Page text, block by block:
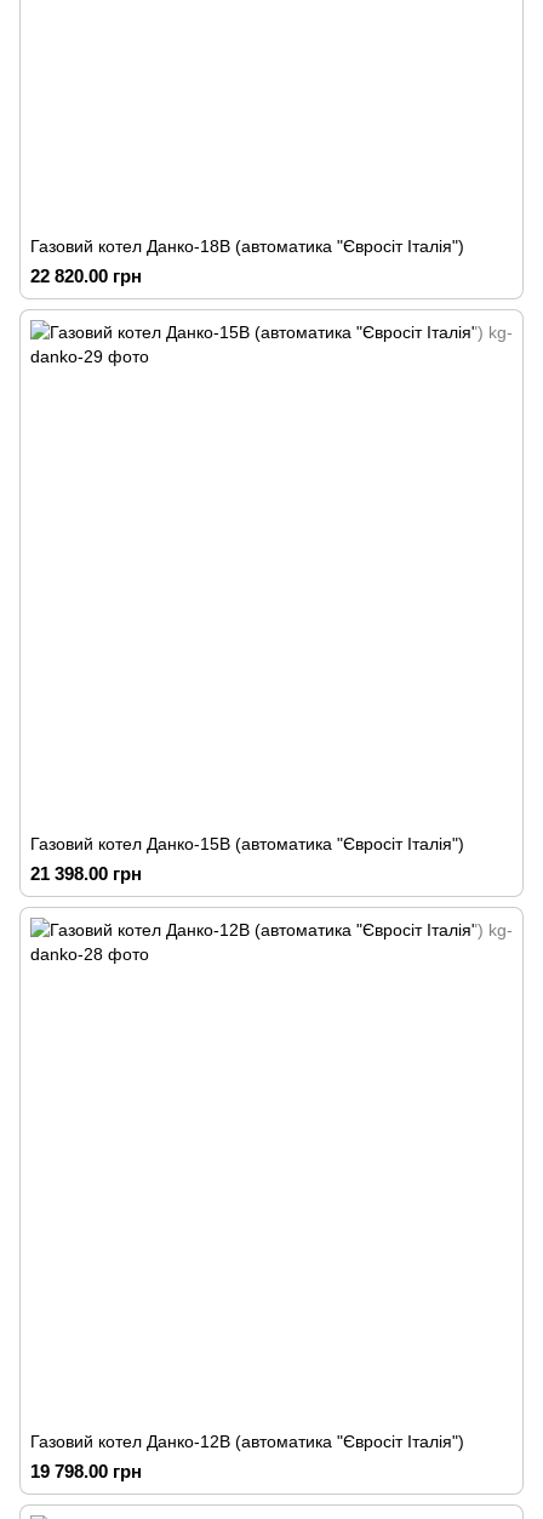
Газовий котел Данко-18В (автоматика "Євросіт Італія")
22 820.00 грн
Газовий котел Данко-15В (автоматика "Євросіт Італія")
21 398.00 грн
Газовий котел Данко-12В (автоматика "Євросіт Італія")
19 798.00 грн